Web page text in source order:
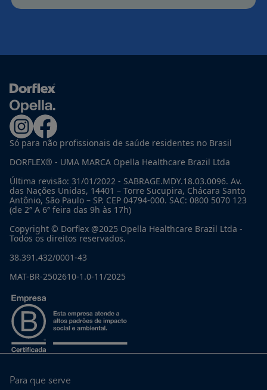
Só para não profissionais de saúde residentes no Brasil
DORFLEX® - UMA MARCA Opella Healthcare Brazil Ltda
Última revisão: 31/01/2022 - SABRAGE.MDY.18.03.0096. Av.
das Nações Unidas, 14401 – Torre Sucupira, Chácara Santo
Antônio, São Paulo – SP. CEP 04794-000. SAC: 0800 5070 123
(de 2ª A 6ª feira das 9h às 17h)
Copyright © Dorflex @2025 Opella Healthcare Brazil Ltda -
Todos os direitos reservados.
38.391.432/0001-43
MAT-BR-2502610-1.0-11/2025
Para que serve